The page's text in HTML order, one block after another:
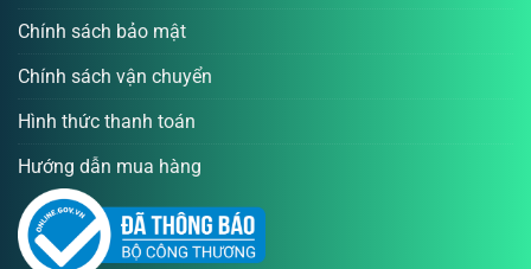
Chính sách bảo mật
Chính sách vận chuyển
Hình thức thanh toán
Hướng dẫn mua hàng